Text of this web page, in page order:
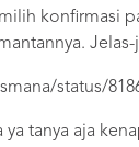
konfirmasi
status/
ya tanya aja